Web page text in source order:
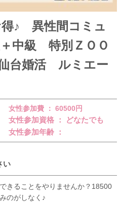
得♪ 異性間コミュ
中級 特別ＺＯＯ
台婚活 ルミエー
女性参加費 ： 60500円
女性参加資格 ： どなたでも
女性参加年齢 ：
い
きることをやりませんか？18500
のがしなく♪